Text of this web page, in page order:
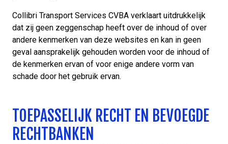
Collibri Transport Services CVBA verklaart uitdrukkelijk
dat zij geen zeggenschap heeft over de inhoud of over
andere kenmerken van deze websites en kan in geen
geval aansprakelijk gehouden worden voor de inhoud of
de kenmerken ervan of voor enige andere vorm van
schade door het gebruik ervan.
TOEPASSELIJK RECHT EN BEVOEGDE
RECHTBANKEN